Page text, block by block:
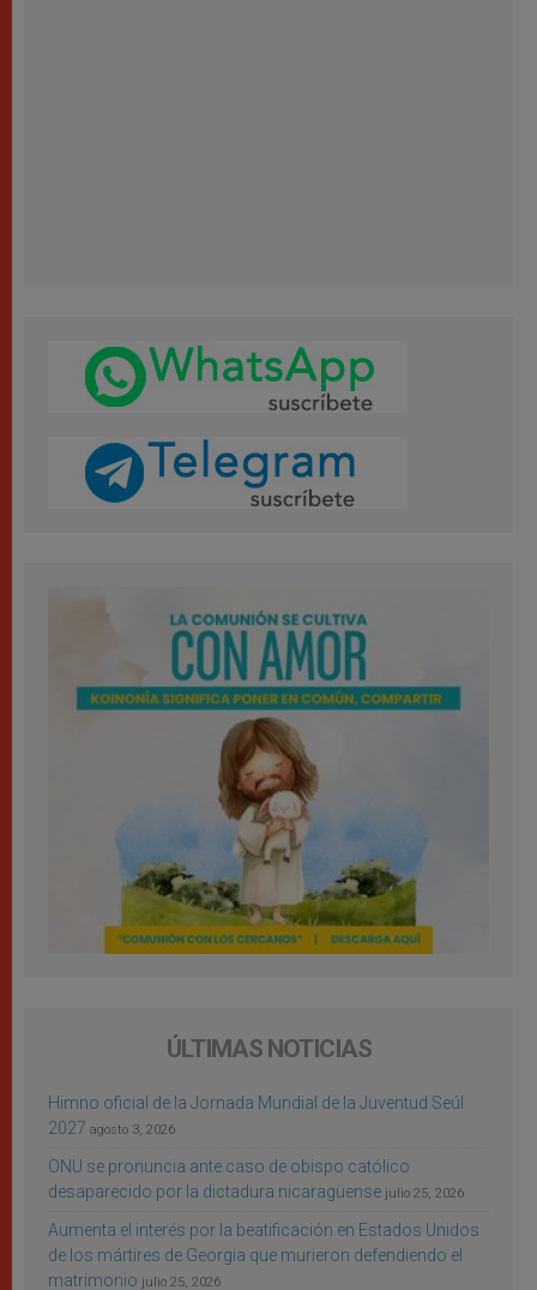
ÚLTIMAS NOTICIAS
Himno oficial de la Jornada Mundial de la Juventud Seúl
2027 agosto 3, 2026
ONU se pronuncia ante caso de obispo católico
desaparecido por la dictadura nicaragüense julio 25, 2026
Aumenta el interés por la beatificación en Estados Unidos
de los mártires de Georgia que murieron defendiendo el
matrimonio julio 25, 2026